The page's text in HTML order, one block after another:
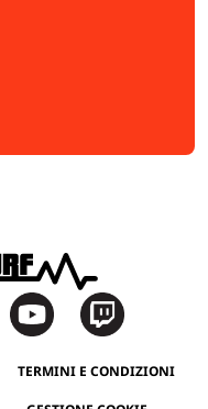
TERMINI E CONDIZIONI